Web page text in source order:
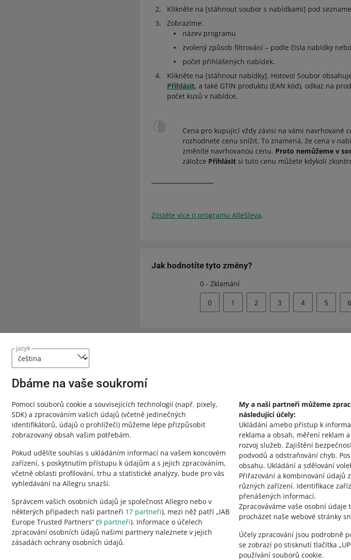
jazyk
Dbáme na vaše soukromí
Pomocí souborů cookie a souvisejících technologií (např. pixely,
SDK) a zpracováním vašich údajů (včetně jedinečných
identifikátorů, údajů o prohlížeči) můžeme lépe přizpůsobit
zobrazovaný obsah vašim potřebám.
Pokud udělíte souhlas s ukládáním informací na vašem koncovém
zařízení, s poskytnutím přístupu k údajům a s jejich zpracováním,
včetně oblasti profilování, trhu a statistické analýzy, bude pro vás
vyhledávání na Allegru snazší.
Správcem vašich osobních údajů je společnost Allegro nebo v
některých případech naši partneři 17 partneři), mezi něž patří „IAB
Europe Trusted Partners“ (9 partneři). Informace o účelech
zpracování osobních údajů našimi partnery naleznete v jejich
zásadách ochrany osobních údajů.
My a naši partneři můžeme
následující účely:
Ukládání a/nebo přístup k
reklama a obsah, měření reklam
rozvoj služeb. Zajištění
podvodů a odstraňování chyb.
obsahu. Ukládání a sdělování
Přiřazování a kombinování údajů
různých zařízení. Identifikace
přenášených informací.
Zpracováváme vaše osobní údaje
procházet naše webové stránky
Účely zpracování jsou podrobně
se zobrazí po stisknutí tlačítka
používání souborů cookie.
Klikněte na [stáhnout soubor s nabídkami] pod
Zobrazíme:
název programu
zvolený způsob filtrování – podle čísla nabídky
počet přihlášených nabídek.
Klikněte na [stáhnout nabídky]. Hotovo! Soubor
Přihlásit, a také GTIN produktu (EAN kód), odkaz na
počet kusů v nabídce.
Cena pro kupující vždy závisí na vámi navrhované
rozhodnete cenu snížit. To znamená, že cena v
změníte navrhovanou cenu. Proto nemůžeme v
záložce Přihlásit si tuto cenu můžete kdykoli
Zjistěte více o programu AlleSleva.
Jak hodnotíte tyto změny?
0 - Zklamání
0 1 2 3 4 5 6
Tato stránka je dostupná i v jiných jazycích
vzhled: světlý motiv